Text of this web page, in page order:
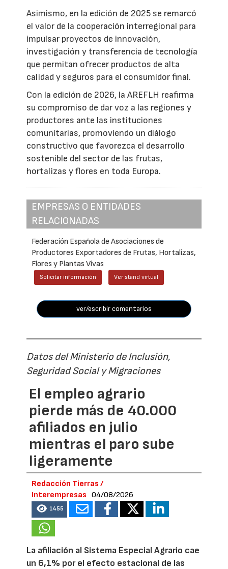
Asimismo, en la edición de 2025 se remarcó
el valor de la cooperación interregional para
impulsar proyectos de innovación,
investigación y transferencia de tecnología
que permitan ofrecer productos de alta
calidad y seguros para el consumidor final.
Con la edición de 2026, la AREFLH reafirma
su compromiso de dar voz a las regiones y
productores ante las instituciones
comunitarias, promoviendo un diálogo
constructivo que favorezca el desarrollo
sostenible del sector de las frutas,
hortalizas y flores en toda Europa.
EMPRESAS O ENTIDADES
RELACIONADAS
Federación Española de Asociaciones de
Productores Exportadores de Frutas, Hortalizas,
Flores y Plantas Vivas
Solicitar información Ver stand virtual
ver/escribir comentarios
Datos del Ministerio de Inclusión,
Seguridad Social y Migraciones
El empleo agrario
pierde más de 40.000
afiliados en julio
mientras el paro sube
ligeramente
Redacción Tierras /
Interempresas
04/08/2026
1455
La afiliación al Sistema Especial Agrario cae
un 6,1% por el efecto estacional de las